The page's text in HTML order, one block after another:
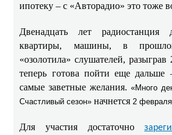
ипотеку – с «Авторадио» это тоже
Двенадцать лет радиостанция
квартиры, машины, в
«озолотила» слушателей,
теперь готова пойти еще дальше
самые заветные желания.«Много
Счастливый сезон» начнется 2 февраля
Для участия достаточно